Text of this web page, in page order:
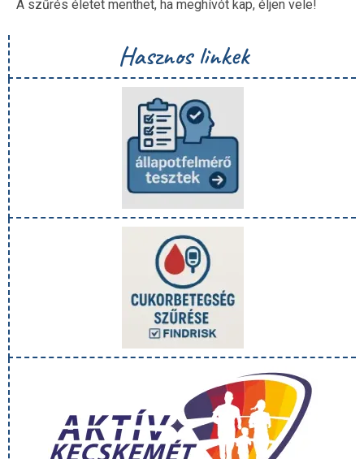
A szűrés életet menthet, ha meghívót kap, éljen vele!
Hasznos linkek